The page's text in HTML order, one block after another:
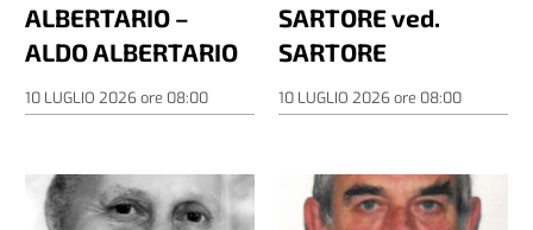
ALBERTARIO –
ALDO ALBERTARIO
10 LUGLIO 2026ore 08:00
SARTORE ved.
SARTORE
10 LUGLIO 2026ore 08:00